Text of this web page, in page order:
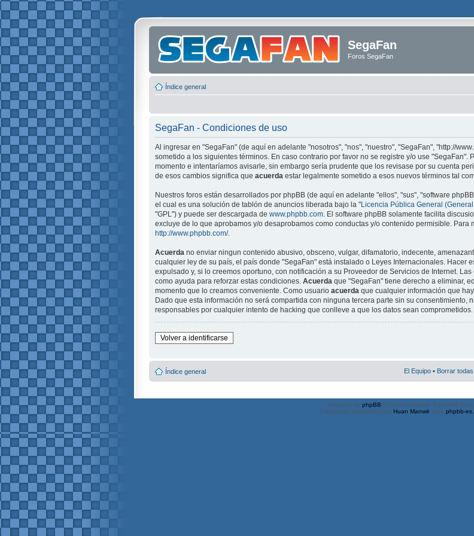
SegaFan
Foros SegaFan
Índice general
SegaFan - Condiciones de uso
Al ingresar en "SegaFan" (de aquí en adelante "nosotros", "nos", "nuestro", "SegaFan", "http://
sometido a los siguientes términos. En caso contrario por favor no se registre y/o use "SegaFan".
momento e intentaríamos avisarle, sin embargo sería prudente que los revisase por su cuenta
de esos cambios significa que acuerda estar legalmente sometido a esos nuevos términos tal
Nuestros foros están desarrollados por phpBB (de aquí en adelante "ellos", "sus", "software
el cual es una solución de tablón de anuncios liberada bajo la "Licencia Pública General
"GPL") y puede ser descargada de www.phpbb.com . El software phpBB solamente facilita
excluye de lo que aprobamos y/o desaprobamos como conductas y/o contenido permisible. Para
http://www.phpbb.com/.
Acuerda no enviar ningun contenido abusivo, obsceno, vulgar, difamatorio, indecente,
cualquier ley de su país, el país donde "SegaFan" está instalado o Leyes Internacionales. Hacer
expulsado y, si lo creemos oportuno, con notificación a su Proveedor de Servicios de Internet.
como ayuda para reforzar estas condiciones. Acuerda que "SegaFan" tiene derecho a eliminar,
momento que lo creamos conveniente. Como usuario acuerda que cualquier información que
Dado que esta información no será compartida con ninguna tercera parte sin su consentimiento,
responsables por cualquier intento de hacking que conlleve a que los datos sean comprometidos.
Volver a identificarse
Índice general El Equipo • Borrar
Powered by phpBB® Forum Software © phpBB
Traducción al español por Huan Manwë para phpbb-